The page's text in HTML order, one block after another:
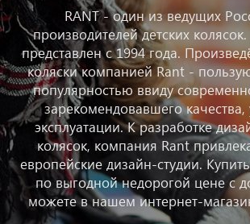
RANT - один из ведущих
производителей детских
представлен с 1994 года.
коляски компанией Rant -
популярностью ввиду
зарекомендовавшего качества,
эксплуатации. К разработке
колясок, компания Rant
европейские дизайн-студии.
по выгодной недорогой цене с
можете в нашем интернет-